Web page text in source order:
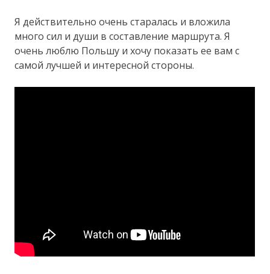
Я действительно очень старалась и вложила
много сил и души в составление маршрута. Я
очень люблю Польшу и хочу показать ее вам с
самой лучшей и интересной стороны.